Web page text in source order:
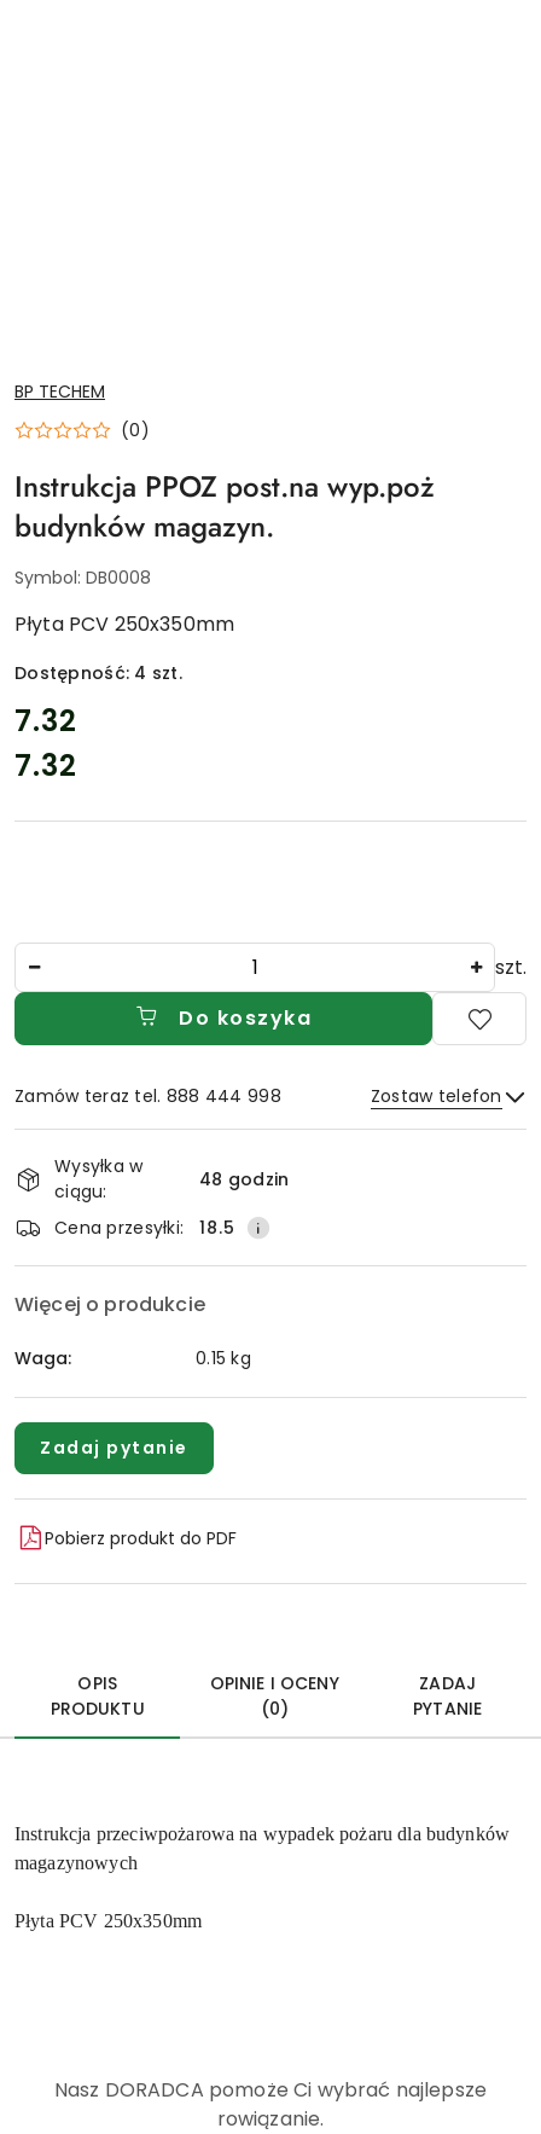
NAZWA
PRODUCENTA:
BP TECHEM
(0)
Instrukcja PPOZ post.na wyp.poż
budynków magazyn.
Symbol: DB0008
Płyta PCV 250x350mm
Dostępność: 4 szt.
cena:
7.32
Cena:
7.32
szt.
Do koszyka
Zamów teraz tel. 888 444 998 Zostaw telefon
i
dostawa
Wysyłka w
ciągu:
48 godzin
Cena przesyłki:
18.5
Więcej o produkcie
Waga: 0.15 kg
Zadaj pytanie
Pobierz produkt do PDF
OPIS
PRODUKTU
OPINIE I OCENY
(0)
ZADAJ
PYTANIE
Instrukcja przeciwpożarowa na wypadek pożaru dla budynków
magazynowych
Płyta PCV 250x350mm
Nasz DORADCA pomoże Ci wybrać najlepsze
rowiązanie.